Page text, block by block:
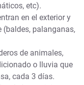
etc).
en el exterior y
(baldes, palanganas,
de animales,
o lluvia que
cada 3 días.